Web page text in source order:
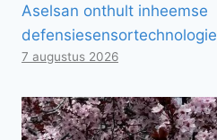
Aselsan onthult inheemse
defensiesensortechnologie
7 augustus 2026